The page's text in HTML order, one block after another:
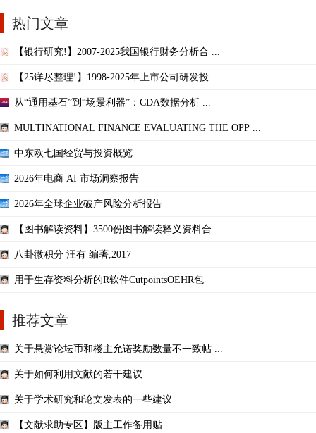
热门文章
【银行研究!】2007-2025我国银行财务分析合 ...
【25详尽整理!】1998-2025年上市公司研发投 ...
从“通用基石”到“场景利器”：CDA数据分析 ...
MULTINATIONAL FINANCE EVALUATING THE OPP ...
中东欧七国经贸与投资概览
2026年电商 AI 市场洞察报告
2026年全球企业破产风险分析报告
【图书解读资料】3500份图书解读释义资料合 ...
八卦微积分 汪有 编著,2017
用于生存资料分析的R软件CutpointsOEHR包
推荐文章
关于悬赏论坛币和楼主允诺奖励数量不一致帖 ...
关于如何利用文献的若干建议
关于学术研究和论文发表的一些建议
【文献求助专区】版主工作备用贴